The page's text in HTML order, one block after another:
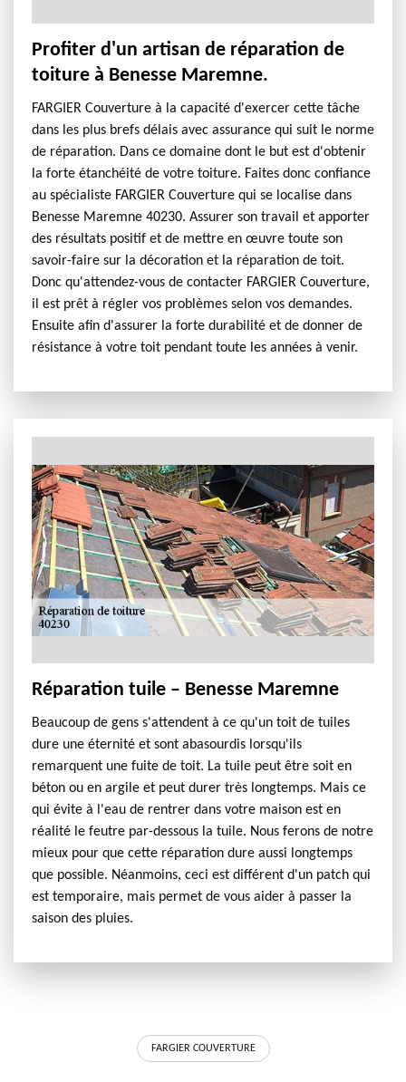
Profiter d'un artisan de réparation de
toiture à Benesse Maremne.
FARGIER Couverture à la capacité d'exercer cette tâche
dans les plus brefs délais avec assurance qui suit le norme
de réparation. Dans ce domaine dont le but est d'obtenir
la forte étanchéité de votre toiture. Faites donc confiance
au spécialiste FARGIER Couverture qui se localise dans
Benesse Maremne 40230. Assurer son travail et apporter
des résultats positif et de mettre en œuvre toute son
savoir-faire sur la décoration et la réparation de toit.
Donc qu'attendez-vous de contacter FARGIER Couverture,
il est prêt à régler vos problèmes selon vos demandes.
Ensuite afin d'assurer la forte durabilité et de donner de
résistance à votre toit pendant toute les années à venir.
Réparation tuile – Benesse Maremne
Beaucoup de gens s'attendent à ce qu'un toit de tuiles
dure une éternité et sont abasourdis lorsqu'ils
remarquent une fuite de toit. La tuile peut être soit en
béton ou en argile et peut durer très longtemps. Mais ce
qui évite à l'eau de rentrer dans votre maison est en
réalité le feutre par-dessous la tuile. Nous ferons de notre
mieux pour que cette réparation dure aussi longtemps
que possible. Néanmoins, ceci est différent d'un patch qui
est temporaire, mais permet de vous aider à passer la
saison des pluies.
FARGIER COUVERTURE